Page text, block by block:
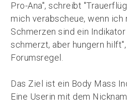
Pro-Ana", schreibt
mich verabscheue, wenn ich
Schmerzen sind ein
schmerzt, aber hungern
Forumsregel.
Das Ziel ist ein Body Mass
Eine Userin mit dem